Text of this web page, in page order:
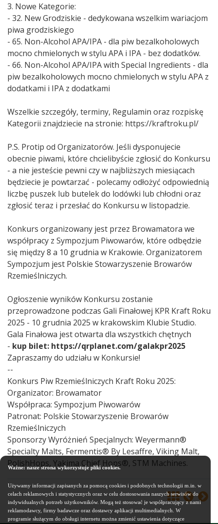
3. Nowe Kategorie:
- 32. New Grodziskie - dedykowana wszelkim wariacjom
piwa grodziskiego
- 65. Non-Alcohol APA/IPA - dla piw bezalkoholowych
mocno chmielonych w stylu APA i IPA - bez dodatków.
- 66. Non-Alcohol APA/IPA with Special Ingredients - dla
piw bezalkoholowych mocno chmielonych w stylu APA z
dodatkami i IPA z dodatkami
Wszelkie szczegóły, terminy, Regulamin oraz rozpiskę
Kategorii znajdziecie na stronie: https://kraftroku.pl/
P.S. Protip od Organizatorów. Jeśli dysponujecie
obecnie piwami, które chcielibyście zgłosić do Konkursu
- a nie jesteście pewni czy w najbliższych miesiącach
będziecie je powtarzać - polecamy odłożyć odpowiednią
liczbę puszek lub butelek do lodówki lub chłodni oraz
zgłosić teraz i przesłać do Konkursu w listopadzie.
Konkurs organizowany jest przez Browamatora we
współpracy z Sympozjum Piwowarów, które odbędzie
się między 8 a 10 grudnia w Krakowie. Organizatorem
Sympozjum jest Polskie Stowarzyszenie Browarów
Rzemieślniczych.
Ogłoszenie wyników Konkursu zostanie
przeprowadzone podczas Gali Finałowej KPR Kraft Roku
2025 - 10 grudnia 2025 w krakowskim Klubie Studio.
Gala Finałowa jest otwarta dla wszystkich chętnych
- kup bilet: https://qrplanet.com/galakpr2025
Zapraszamy do udziału w Konkursie!
--
Konkurs Piw Rzemieślniczych Kraft Roku 2025:
Organizator: Browamator
Współpraca: Sympozjum Piwowarów
Patronat: Polskie Stowarzyszenie Browarów
Rzemieślniczych
Sponsorzy Wyróżnień Specjalnych: Weyermann®
Specialty Malts, Fermentis® By Lesaffre, Viking Malt,
PolishHops, Yakima Chief Hops®, STM Machines.
Ważne: nasze strona wykorzystuje pliki cookies.
Używamy informacji zapisanych za pomocą cookies i podobnych technologii m.in. w
celach reklamowych i statystycznych oraz w celu dostosowania naszych serwisów do
indywidualnych potrzeb użytkowników. Mogą też stosować je współpracujący z nami
reklamodawcy, firmy badawcze oraz dostawcy aplikacji multimedialnych. W
programie służącym do obsługi internetu można zmienić ustawienia dotyczące